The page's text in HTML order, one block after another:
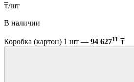
₸/шт
В наличии
Коробка (картон) 1 шт — 94 62711 ₸